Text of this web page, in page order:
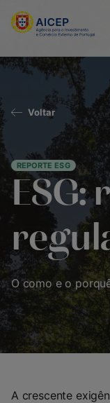
Voltar
REPORTE ESG
ESG:
O como e o
A crescente